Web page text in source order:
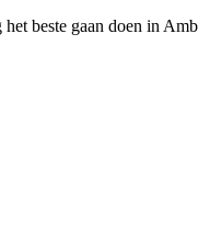
beste gaan doen in